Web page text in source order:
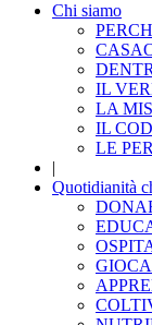
Chi siamo
IL
LA
IL
LE
|
Quotidianità